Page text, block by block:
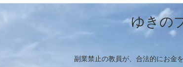
ゆきの
副業禁止の教員が、合法的にお金